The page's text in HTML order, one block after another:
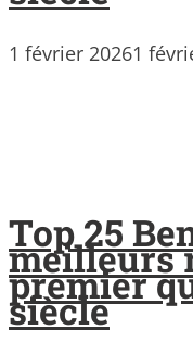
1 février 20261
Top 25
meilleurs
premier
siècle